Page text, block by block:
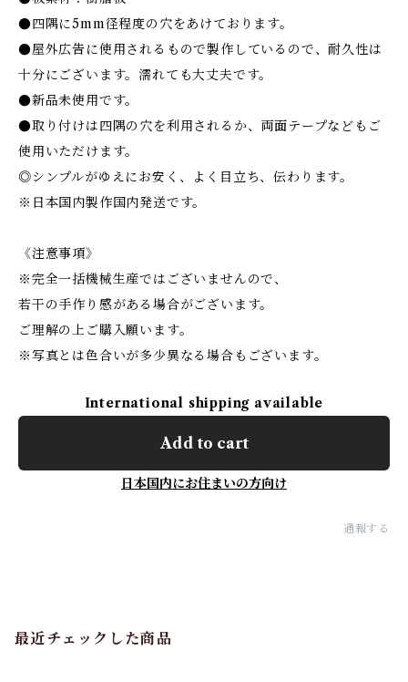
●四隅に5mm径程度の穴をあけております。
●屋外広告に使用されるもので製作しているので、耐久性は
十分にございます。濡れても大丈夫です。
●新品未使用です。
●取り付けは四隅の穴を利用されるか、両面テープなどもご
使用いただけます。
◎シンプルがゆえにお安く、よく目立ち、伝わります。
※日本国内製作国内発送です。
《注意事項》
※完全一括機械生産ではございませんので、
若干の手作り感がある場合がございます。
ご理解の上ご購入願います。
※写真とは色合いが多少異なる場合もございます。
International shipping available
Add to cart
日本国内にお住まいの方向け
通報する
最近チェックした商品